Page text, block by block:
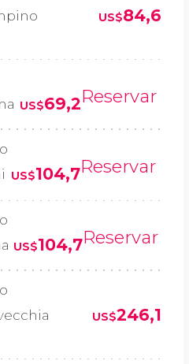
US$84,6
US$69,2Reservar
US$104,7Reservar
US$104,7Reservar
US$246,1